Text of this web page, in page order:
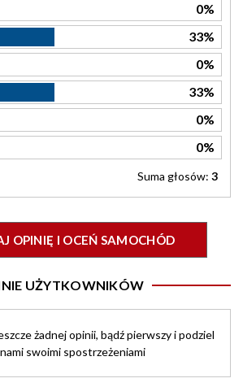
0%
33%
0%
33%
0%
0%
Suma głosów: 3
OPINIĘ I OCEŃ SAMOCHÓD
UŻYTKOWNIKÓW
żadnej opinii, bądź pierwszy i podziel
nami swoimi spostrzeżeniami